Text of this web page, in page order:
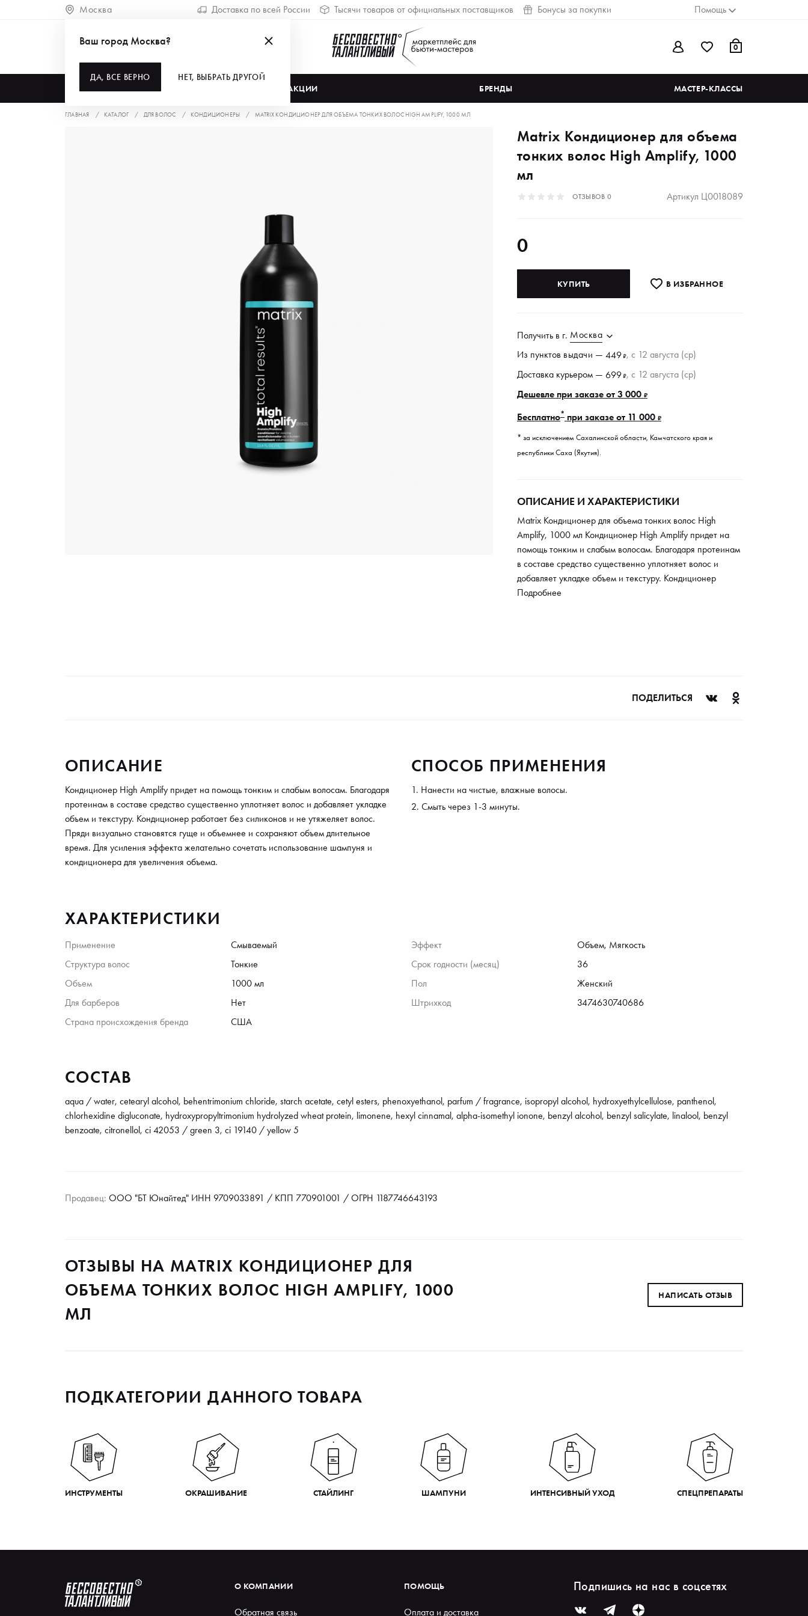
Москва Доставка по всей России Тысячи товаров от официальных поставщиков Бонусы за покупки Помощь
0
АКЦИИ БРЕНДЫ МАСТЕР-КЛАССЫ
Ваш город Москва?
ДА, ВСЕ ВЕРНО НЕТ, ВЫБРАТЬ ДРУГОЙ
ГЛАВНАЯ КАТАЛОГ ДЛЯ ВОЛОС КОНДИЦИОНЕРЫ МАTRIX КОНДИЦИОНЕР ДЛЯ ОБЪЕМА ТОНКИХ ВОЛОС HIGH АMPLIFY, 1000 МЛ
Маtrix Кондиционер для объема
тонких волос High Аmplify, 1000
мл
ОТЗЫВОВ 0 Артикул Ц0018089
0
КУПИТЬ В ИЗБРАННОE
Получить в г. Москва
Из пунктов выдачи —449₽, c 12 августа (ср)
Доставка курьером —699₽, c 12 августа (ср)
Дешевле при заказе от 3 000₽
Бесплатно* при заказе от 11 000₽
* за исключением Сахалинской области, Камчатского края и
республики Саха (Якутия).
ОПИСАНИЕ И ХАРАКТЕРИСТИКИ
Маtrix Кондиционер для объема тонких волос High
Аmplify, 1000 мл Кондиционер High Аmрlify придет на
помощь тонким и слабым волосам. Благодаря протеинам
в составе средство существенно уплотняет волос и
добавляет укладке объем и текстуру. Кондиционер
работает без силиконов и не утяжеляет волос. Пряди
Подробнее
ПОДЕЛИТЬСЯ
ОПИСАНИЕ
Кондиционер High Аmрlify придет на помощь тонким и слабым волосам. Благодаря
протеинам в составе средство существенно уплотняет волос и добавляет укладке
объем и текстуру. Кондиционер работает без силиконов и не утяжеляет волос.
Пряди визуально становятся гуще и объемнее и сохраняют объем длительное
время. Для усиления эффекта желательно сочетать использование шампуня и
кондиционера для увеличения объема.
СПОСОБ ПРИМЕНЕНИЯ
Нанести на чистые, влажные волосы.
Смыть через 1-3 минуты.
ХАРАКТЕРИСТИКИ
Применение Смываемый Эффект
Объем, Мягкость
Структура волос
Тонкие Срок годности (месяц)
36
Объем
1000 мл Пол
Женский
Для барберов
Нет Штрихкод
3474630740686
Страна происхождения бренда
США
СОСТАВ
aqua / water, cetearyl alcohol, behentrimonium chloride, starch acetate, cetyl esters, phenoxyethanol, parfum / fragrance, isopropyl alcohol, hydroxyethylcellulose, panthenol,
chlorhexidine digluconate, hydroxypropyltrimonium hydrolyzed wheat protein, limonene, hexyl cinnamal, alpha-isomethyl ionone, benzyl alcohol, benzyl salicylate, linalool, benzyl
benzoate, citronellol, ci 42053 / green 3, ci 19140 / yellow 5
Продавец: ООО "БТ Юнайтед" ИНН 9709033891 / КПП 770901001 / ОГРН 1187746643193
ОТЗЫВЫ НА МАTRIX КОНДИЦИОНЕР ДЛЯ
ОБЪЕМА ТОНКИХ ВОЛОС HIGH АMPLIFY, 1000
МЛ
НАПИСАТЬ ОТЗЫВ
ПОДКАТЕГОРИИ ДАННОГО ТОВАРА
ИНСТРУМЕНТЫ ОКРАШИВАНИЕ СТАЙЛИНГ ШАМПУНИ ИНТЕНСИВНЫЙ УХОД СПЕЦПРЕПАРАТЫ
О КОМПАНИИ
Обратная связь
ПОМОЩЬ
Оплата и доставка
Подпишись на нас в соцсетях